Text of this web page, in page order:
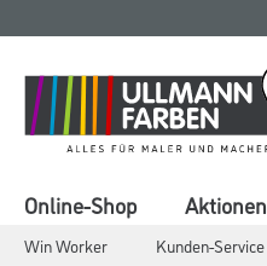
springen
springen
Online-Shop Aktionen
Win Worker Kunden-Service